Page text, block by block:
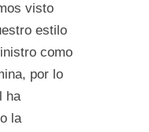
visto
estilo
como
por lo
ha
la